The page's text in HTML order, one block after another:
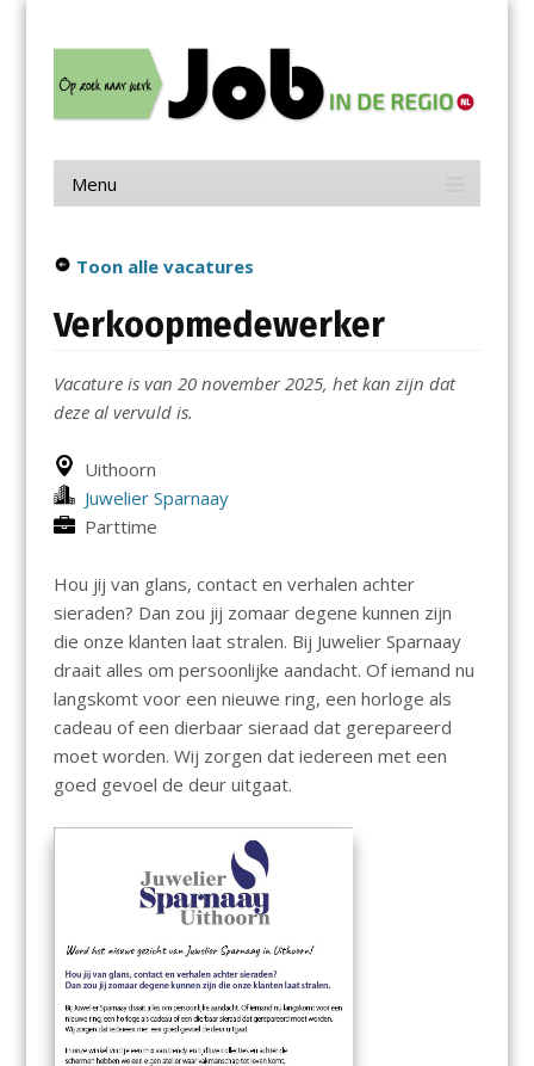
contentJob in de Regio
Menu
Toon alle vacatures
Verkoopmedewerker
Vacature is van 20 november 2025, het kan zijn dat
deze al vervuld is.
Uithoorn
Juwelier Sparnaay
Parttime
Hou jij van glans, contact en verhalen achter
sieraden? Dan zou jij zomaar degene kunnen zijn
die onze klanten laat stralen. Bij Juwelier Sparnaay
draait alles om persoonlijke aandacht. Of iemand nu
langskomt voor een nieuwe ring, een horloge als
cadeau of een dierbaar sieraad dat gerepareerd
moet worden. Wij zorgen dat iedereen met een
goed gevoel de deur uitgaat.